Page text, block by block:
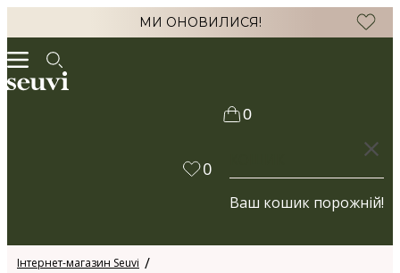
МИ ОНОВИЛИСЯ!
0
0
Ваш кошик порожній!
Інтернет-магазин Seuvi